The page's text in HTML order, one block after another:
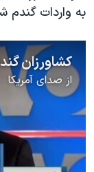
به واردات گندم
از صدای آمریکا